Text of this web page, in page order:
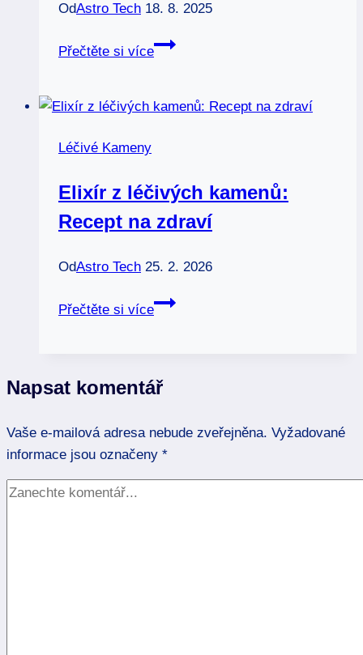
OdAstro Tech 18. 8. 2025
Přečtěte si více
Sebedůvěra
Vaše
Léčivé Kameny
Elixír z léčivých kamenů:
Recept na zdraví
OdAstro Tech 25. 2. 2026
Přečtěte si více
Elixír
Recept
zdraví
Napsat komentář
Vaše e-mailová adresa nebude zveřejněna. Vyžadované
informace jsou označeny *